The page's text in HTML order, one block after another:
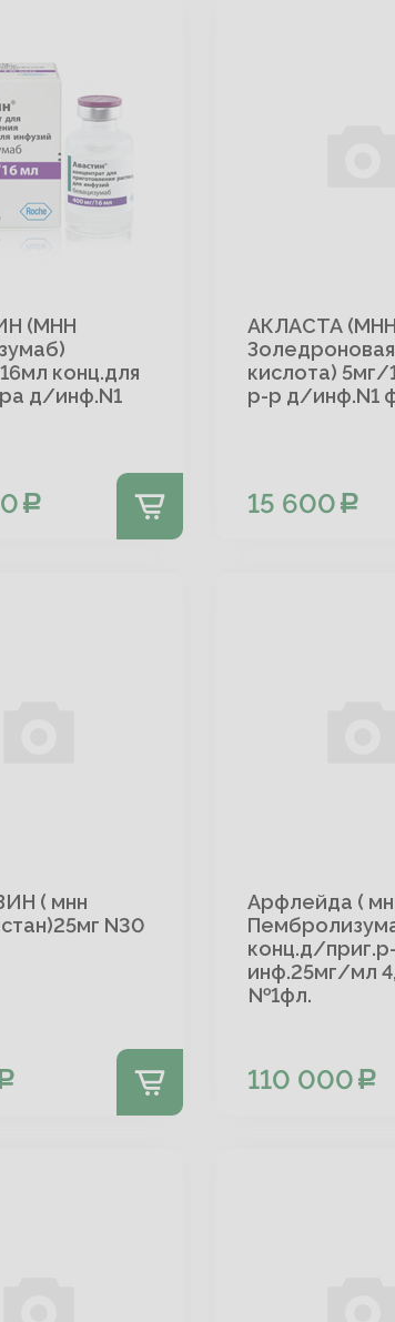
(МНН
конц.для
д/инф.N1
АКЛАСТА (МНН
Золедроновая
кислота)
р-р д/инф.N1
15 600
( мнн
N30
Арфлейда (
конц.д/
инф.25мг/мл
№1фл.
110 000